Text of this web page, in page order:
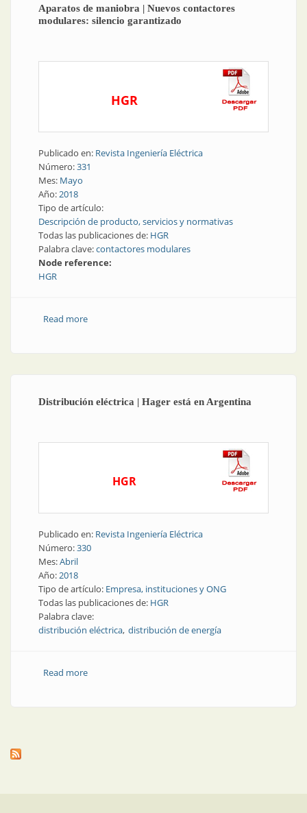
Aparatos de maniobra | Nuevos contactores
modulares: silencio garantizado
HGR
Publicado en: Revista Ingeniería Eléctrica
Número:331
Mes: Mayo
Año:2018
Tipo de artículo:
Descripción de producto, servicios y normativas
Todas las publicaciones de: HGR
Palabra clave:contactores modulares
Node reference:
HGR
Read moreabout Aparatos de maniobra | Nuevos contactores
Distribución eléctrica | Hager está en Argentina
HGR
Publicado en: Revista Ingeniería Eléctrica
Número:330
Mes:Abril
Año:2018
Tipo de artículo: Empresa, instituciones y ONG
Todas las publicaciones de: HGR
Palabra clave:
distribución eléctrica distribución de energía
Read moreabout Distribución eléctrica | Hager está en Argentina